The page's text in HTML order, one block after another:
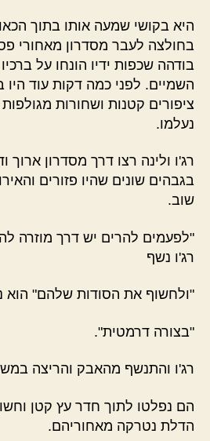
היא בקושי שמעה אותו בתוך
בחולצה לעבר מסדרון מאחורי
בודהה שכפות ידיו הונחו על
השמיים. לפני כמה דקות עוד היו
ציפורים קטנות ושחורות
נעלמו.
רג'ו ולינה רצו דרך מסדרון ארוך
בגבהים שונים שהיו פזורים
שוב.
"לפעמים להרים יש דרך מוזרה
רג'ו נשף
"ולחשוף את הסודות שלהם" הוא
"בצורה דרמטית".
רג'ו והתנשף מהאבק והריצה
הם נפלטו לתוך חדר עץ קטן
הדלת נטרקה מאחוריהם.